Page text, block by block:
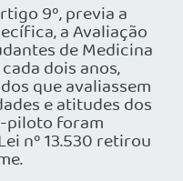
9º, previa a
a Avaliação
de Medicina
dois anos,
que avaliassem
e atitudes dos
piloto foram
nº 13.530 retirou